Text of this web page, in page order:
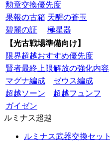
勲章交換優先度
果報の古箱 天醒の蒼玉
碧麗の証
極星器
【光古戦場準備向け】
限界超越おすすめ優先度
賢者最終上限解放の強化内容
マグナ編成
ゼウス編成
超越ソーン
超越フュンフ
ガイゼン
ルミナス超越
ルミナス武器交換セット